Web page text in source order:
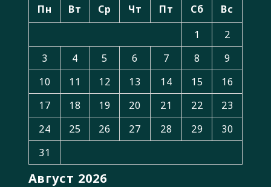
Август 2026
Пн Вт Ср Чт Пт Сб
Вс
1
2
3
4 5 6 7 8
9
10
11 12 13 14 15
16
17
18 19 20 21 22
23
24
25 26 27 28 29
30
31